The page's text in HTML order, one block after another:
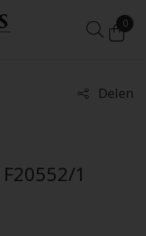
0
Delen
1